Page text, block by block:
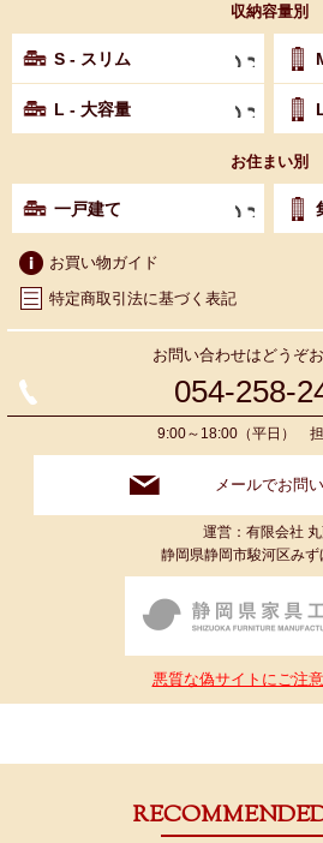
収納容量別
S - スリム
L - 大容量
お住まい別
一戸建て
お買い物ガイド
特定商取引法に基づく表記
お問い合わせはどうぞお
054-258-
9:00～18:00（平日）
メールでお問
運営：有限会社
静岡県静岡市駿河区み
悪質な偽サイトにご注